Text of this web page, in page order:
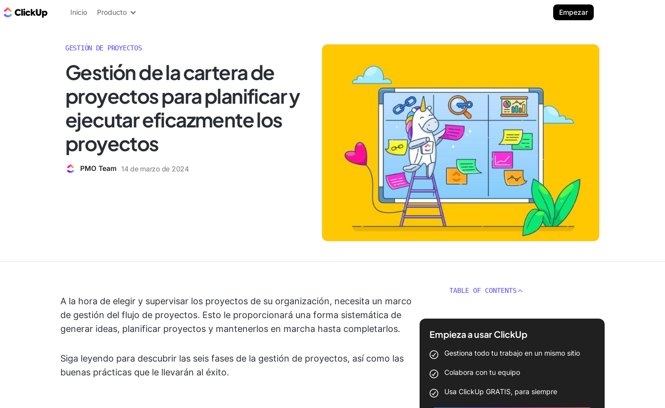
ClickUp Blog
Inicio Producto Empezar
GESTIÓN DE PROYECTOS
Gestión de la cartera de
proyectos para planificar y
ejecutar eficazmente los
proyectos
PMO Team 14 de marzo de 2024
A la hora de elegir y supervisar los proyectos de su organización, necesita un marco
de gestión del flujo de proyectos. Esto le proporcionará una forma sistemática de
generar ideas, planificar proyectos y mantenerlos en marcha hasta completarlos.
Siga leyendo para descubrir las seis fases de la gestión de proyectos, así como las
buenas prácticas que le llevarán al éxito.
TABLE OF CONTENTS
Empieza a usar ClickUp
Gestiona todo tu trabajo en un mismo sitio
Colabora con tu equipo
Usa ClickUp GRATIS, para siempre